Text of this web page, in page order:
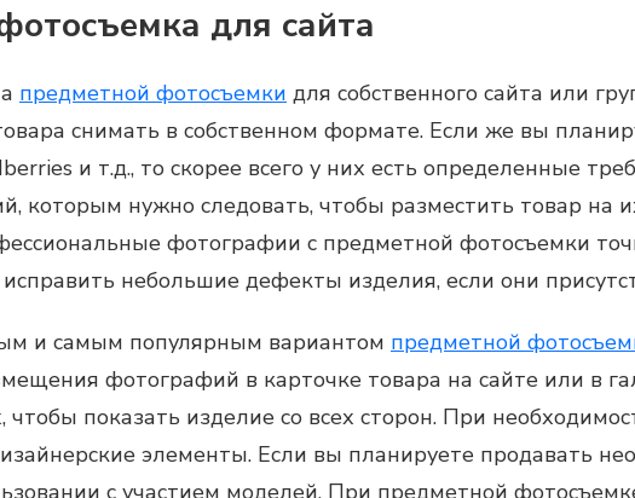
для сайта
предметной фотосъемки для собственного сайта или
снимать в собственном формате. Если же вы
и т.д., то скорее всего у них есть определенные
которым нужно следовать, чтобы разместить товар на
фотографии с предметной фотосъемки
небольшие дефекты изделия, если они
и самым популярным вариантом предметной
фотографий в карточке товара на сайте или в
чтобы показать изделие со всех сторон. При
элементы. Если вы планируете продавать
с участием моделей. При предметной